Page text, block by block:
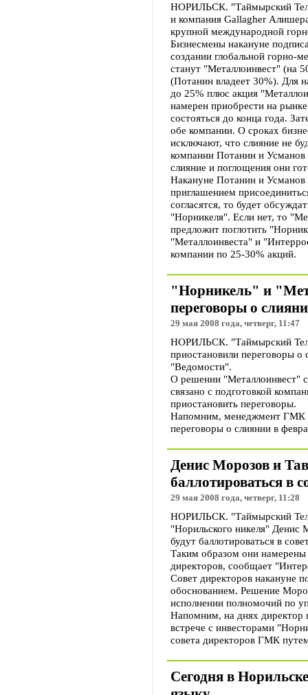
НОРИЛЬСК. "Таймырский
и компания Gallagher
крупной международной
Бизнесмены накануне
создании глобальной горно-
станут "Металлоинвест" (на
(Потанин владеет 30%). Для
до 25% плюс акция
намерен приобрести на
состояться до конца года.
обе компании. О сроках
исключают, что слияние не
компании Потанин и Усманов
слияние и поглощения они
Накануне Потанин и Усманов
приглашением
согласятся, то будет
"Норникеля". Если нет, то
предложит поглотить
"Металлоинвеста" и
компании по 25-30% акций.
"Норникель" и
переговоры о
29 мая 2008 года, четверг, 11:47
НОРИЛЬСК. "Таймырский
приостановили переговоры о
"Ведомости".
О решении "Металлоинвест"
связано с подготовкой
приостановить переговоры.
Напомним, менеджмент ГМК
переговоры о слиянии в
Денис Морозов и
баллотироваться в
29 мая 2008 года, четверг, 11:28
НОРИЛЬСК. "Таймырский
"Норильского никеля" Денис
будут баллотироваться в
Таким образом они
директоров, сообщает
Совет директоров накануне
обоснованием. Решение
исполнении полномочий по
Напомним, на днях директор
встрече с инвесторами
совета директоров ГМК
Сегодня в